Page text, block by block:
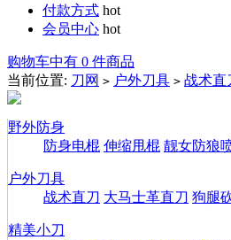
付款方式 hot
会员中心 hot
购物车中有 0 件商品
当前位置: 刀网 > 户外刀具 > 战术直
野外防身
防身电棍 伸缩甩棍 靓女防狼
户外刀具
战术直刀 大马士革直刀 狗腿
精美小刀